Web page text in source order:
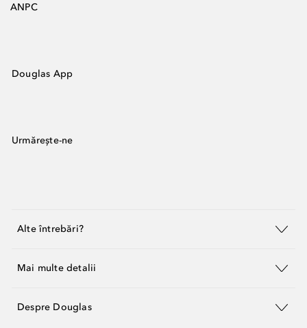
ANPC
Douglas App
Urmărește-ne
Alte întrebări?
Mai multe detalii
Despre Douglas